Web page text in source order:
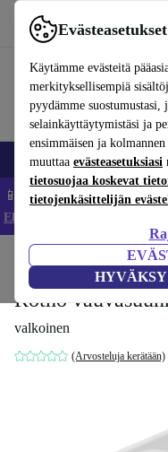
Evästeasetukset
Käytämme evästeitä
merkityksellisempiä
pyydämme
selainkäyttäytymistäsi ja
ensimmäisen ja
muuttaa evästeasetuksiasi
tietosuojaa koskevat
tietojenkäsittelijän
Käytä refurbed-palvelua
Matkapuhelimet ja
📱 Säästä 5 % LISÄÄ
Ehdot ja säännöt
Potat ja
Rotho
valkoinen
(Arvosteluja kerätään)